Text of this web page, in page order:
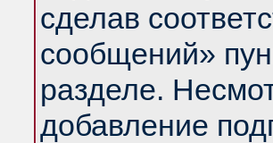
сделав
сообщений»
разделе.
добавление